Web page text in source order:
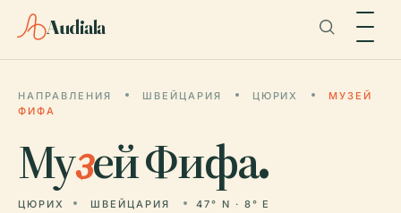
Audiala
НАПРАВЛЕНИЯ ШВЕЙЦАРИЯ ЦЮРИХ
МУЗЕЙ
ФИФА
Музей Фифа.
ЦЮРИХ ШВЕЙЦАРИЯ 47° N · 8° E